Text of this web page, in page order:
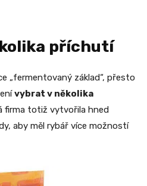
příchutí
„fermentovaný základ“, přesto
vybrat v několika
firma totiž vytvořila hned
aby měl rybář více možností